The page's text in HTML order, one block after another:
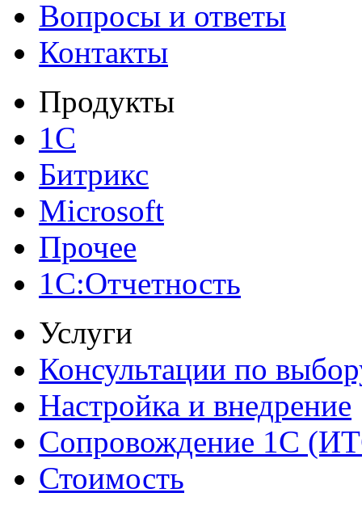
Вопросы и ответы
Контакты
Продукты
1С
Битрикс
Microsoft
Прочее
1С:Отчетность
Услуги
Консультации по
Настройка и внедрение
Сопровождение 1С
Стоимость